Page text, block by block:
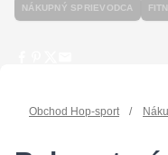
NÁKUPNÝ SPRIEVODCA
Obchod Hop-sport /